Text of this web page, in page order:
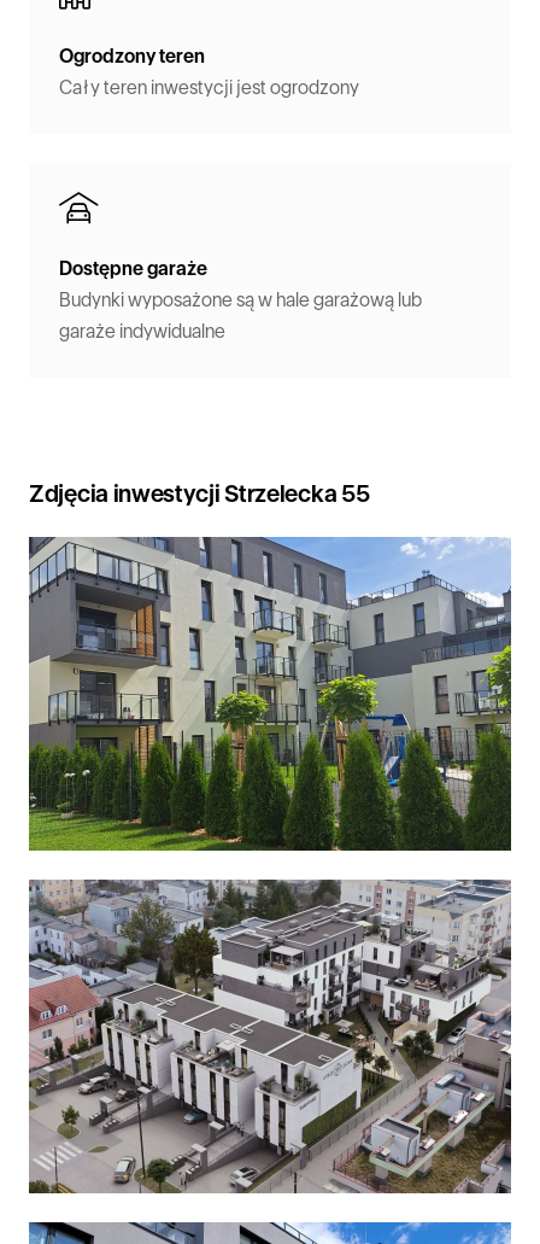
Ogrodzony teren
Cały teren inwestycji jest ogrodzony
Dostępne garaże
Budynki wyposażone są w hale garażową lub
garaże indywidualne
Zdjęcia inwestycji Strzelecka 55